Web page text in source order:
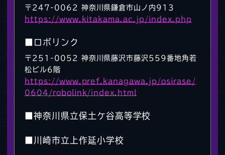
〒247-0062 神奈川県鎌倉市山ノ内913
https://www.kitakama.ac.jp/index.php
■ロボリンク
〒251-0052 神奈川県藤沢市藤沢559番地角若
松ビル6階
https://www.pref.kanagawa.jp/osirase/
0604/robolink/index.html
■神奈川県立保土ケ谷高等学校
■川崎市立上作延小学校